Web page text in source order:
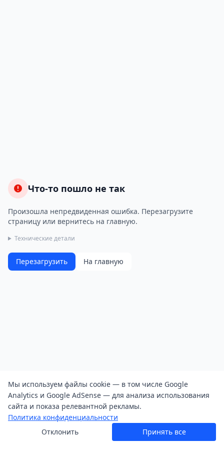
Что-то пошло не так
Произошла непредвиденная ошибка. Перезагрузите
страницу или вернитесь на главную.
Технические детали
Перезагрузить На главную
Мы используем файлы cookie — в том числе Google
Analytics и Google AdSense — для анализа использования
сайта и показа релевантной рекламы.
Политика конфиденциальности
Отклонить
Принять все